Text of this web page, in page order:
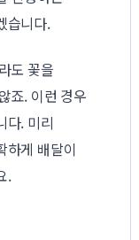
습니다.
도 꽃을
죠. 이런 경우
다. 미리
하게 배달이
.